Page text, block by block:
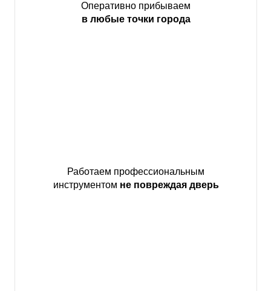
Оперативно прибываем
в любые точки города
Работаем профессиональным
инструментом не повреждая дверь